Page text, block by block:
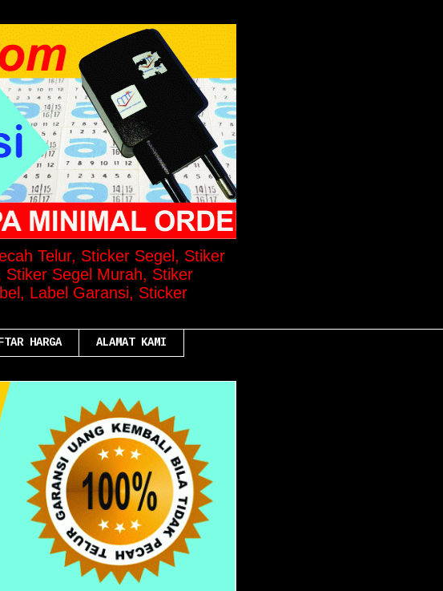
Telur, Sticker Segel, Stiker
Segel Murah, Stiker
Label Garansi, Sticker
HARGA ALAMAT KAMI